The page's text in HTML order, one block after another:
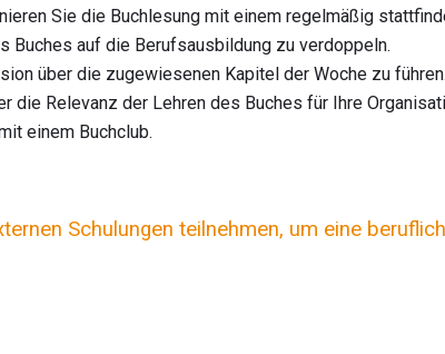
Sie die Buchlesung mit einem regelmäßig
Buches auf die Berufsausbildung zu verdoppeln.
über die zugewiesenen Kapitel der Woche zu
die Relevanz der Lehren des Buches für Ihre
einem Buchclub.
Schulungen teilnehmen, um eine